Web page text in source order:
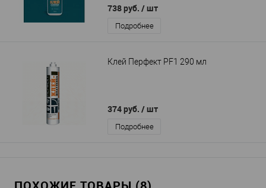
738 руб. / шт
Подробнее
Клей Перфект PF1 290 мл
374 руб. / шт
Подробнее